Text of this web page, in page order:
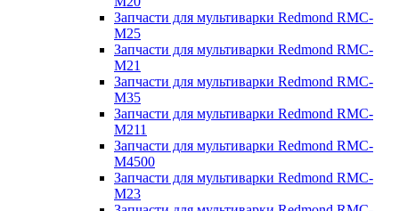
Запчасти для мультиварки Redmond RMC-
M25
Запчасти для мультиварки Redmond RMC-
M21
Запчасти для мультиварки Redmond RMC-
M35
Запчасти для мультиварки Redmond RMC-
M211
Запчасти для мультиварки Redmond RMC-
M4500
Запчасти для мультиварки Redmond RMC-
M23